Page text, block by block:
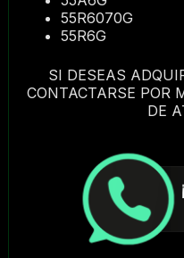
55R6070G
55R6G
SI DESEAS
CONTACTARSE POR
DE